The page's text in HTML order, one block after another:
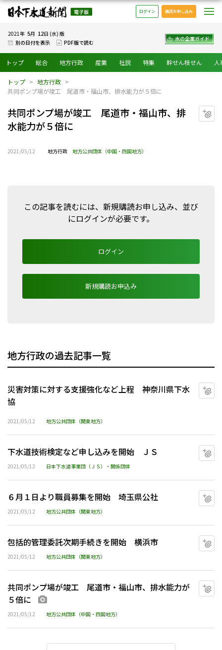
日本下水道新聞 電子版
ログイン 購読お申し込み
2021年 5月 12日 (水) 版
別の日付を表示
PDF版で読む
水の企業ガイド
トップ 総合 地方行政 産業 社説 特集 幹せん枝せん
トップ
地方行政
共同ポンプ場が竣工 尾道市・福山市、排水能力が５倍に
共同ポンプ場が竣工 尾道市・福山市、排
水能力が５倍に
2021/05/12 地方行政 地方公共団体（中国・四国地方）
この記事を読むには、新規購読お申し込み、並び
にログインが必要です。
ログイン
新規購読お申込み
地方行政の過去記事一覧
災害対策に対する支援強化など上程 神奈川県下水
協
2021/05/12 地方公共団体（関東地方）
下水道技術検定など申し込みを開始 ＪＳ
2021/05/12 日本下水道事業団（ＪＳ）・関係団体
６月１日より職員募集を開始 埼玉県公社
2021/05/12 地方公共団体（関東地方）
包括的管理委託次期手続きを開始 横浜市
2021/05/12 地方公共団体（関東地方）
共同ポンプ場が竣工 尾道市・福山市、排水能力が
５倍に
2021/05/12 地方公共団体（中国・四国地方）